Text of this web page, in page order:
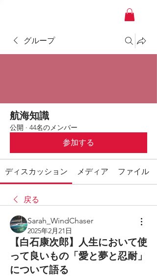
グループ
航海知識
公開 · 44名のメンバー
参加する
ディスカッション メディア ファイル
戻る
Sarah_WindChaser
2025年2月21日
【白石康次郎】人生において使
って良いもの「愛と夢と忍耐」
について語る